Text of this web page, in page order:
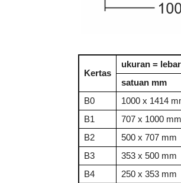
Kertas
ukuran =
satuan mm
B0
1000 x 1414
B1
707 x 1000 mm
B2
500 x 707 mm
B3
353 x 500 mm
B4
250 x 353 mm